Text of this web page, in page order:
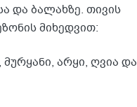
და ბალახზე. თივის
მიხედვით:
არყი, ღვია და